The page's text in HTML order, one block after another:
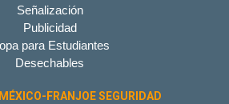
Señalización
Publicidad
para Estudiantes
Desechables
FRANJOE SEGURIDAD